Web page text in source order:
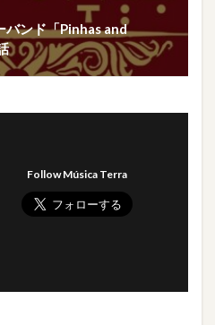
バンド「Pinhas and
Follow Música Terra